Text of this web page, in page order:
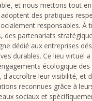
et nous mettons tout
des pratiques
responsables. À
des partenariats
dédié aux entreprises
durables. Ce lieu virtuel
écologique des
d'accroître leur visibilité, et
reconnues grâce à
sociaux et